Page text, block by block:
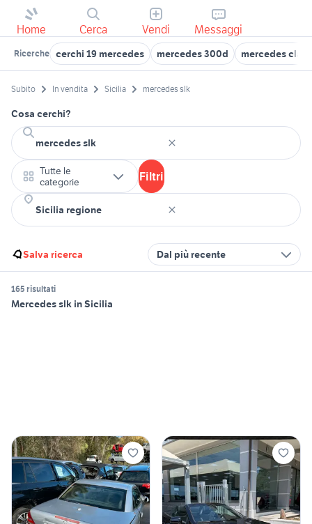
Home Cerca Vendi Messaggi
Ricerche cerchi 19 mercedes mercedes 300d mercedes
Subito In vendita Sicilia mercedes slk
Cosa cerchi?
Tutte le
categorie
Filtri
Salva ricerca Dal più recente
165 risultati
Mercedes slk in Sicilia